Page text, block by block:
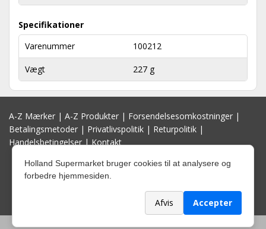
Specifikationer
Varenummer
100212
Vægt 227 g
A-Z Mærker | A-Z Produkter | Forsendelsesomkostninger |
Betalingsmetoder | Privatlivspolitik | Returpolitik |
Handelsbetingelser|Kontakt
Holland Supermarket bruger cookies til at analysere og
forbedre hjemmesiden.
Afvis Accepter